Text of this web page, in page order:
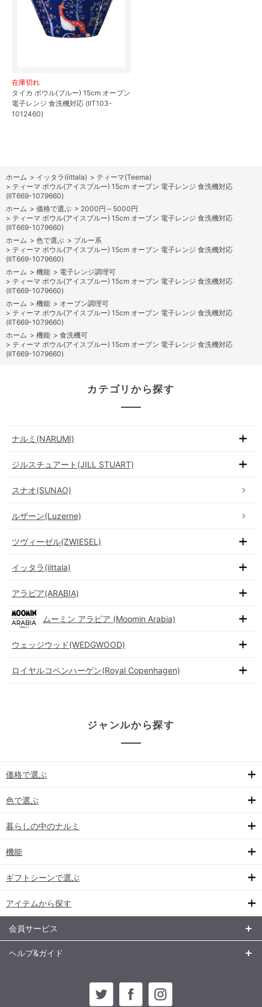
在庫切れ
タイカ ボウル(ブルー) 15cm オーブン
電子レンジ 食洗機対応 (IIT103-
1012460)
ホーム > イッタラ(iittala) > ティーマ(Teema)
> ティーマ ボウル(アイスブルー) 15cm オーブン 電子レンジ 食洗機対応
(IIT669-1079660)
ホーム > 価格で選ぶ > 2000円～5000円
> ティーマ ボウル(アイスブルー) 15cm オーブン 電子レンジ 食洗機対応
(IIT669-1079660)
ホーム > 色で選ぶ > ブルー系
> ティーマ ボウル(アイスブルー) 15cm オーブン 電子レンジ 食洗機対応
(IIT669-1079660)
ホーム > 機能 > 電子レンジ調理可
> ティーマ ボウル(アイスブルー) 15cm オーブン 電子レンジ 食洗機対応
(IIT669-1079660)
ホーム > 機能 > オーブン調理可
> ティーマ ボウル(アイスブルー) 15cm オーブン 電子レンジ 食洗機対応
(IIT669-1079660)
ホーム > 機能 > 食洗機可
> ティーマ ボウル(アイスブルー) 15cm オーブン 電子レンジ 食洗機対応
(IIT669-1079660)
カテゴリから探す
ナルミ(NARUMI)
ジルスチュアート(JILL STUART)
スナオ(SUNAO)
ルザーン(Luzerne)
ツヴィーゼル(ZWIESEL)
イッタラ(iittala)
アラビア(ARABIA)
ムーミン アラビア (Moomin Arabia)
ウェッジウッド(WEDGWOOD)
ロイヤルコペンハーゲン(Royal Copenhagen)
ジャンルから探す
価格で選ぶ
色で選ぶ
暮らしの中のナルミ
機能
ギフトシーンで選ぶ
アイテムから探す
会員サービス
ヘルプ&ガイド